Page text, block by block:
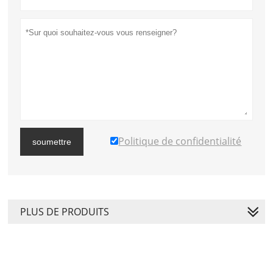
soumettre Politique de confidentialité
PLUS DE PRODUITS